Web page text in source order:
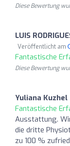
Diese Bewertung
LUIS
Veröffentlicht am
Fantastische
Diese Bewertung
Yuliana Kuzhel
Fantastische
Ausstattung.
die dritte
zu 100 %